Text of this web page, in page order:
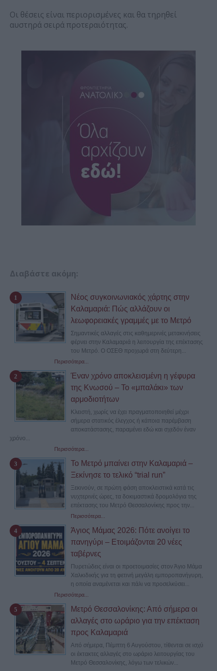
Οι θέσεις είναι περιορισμένες και θα τηρηθεί
αυστηρά σειρά προτεραιότητας.
Διαβάστε ακόμη:
Νέος συγκοινωνιακός χάρτης στην
Καλαμαριά: Πώς αλλάζουν οι
λεωφορειακές γραμμές με το Μετρό
Σημαντικές αλλαγές στις καθημερινές μετακινήσεις
φέρνει στην Καλαμαριά η λειτουργία της επέκτασης
του Μετρό. Ο ΟΣΕΘ προχωρά στη δεύτερη...
Περισσότερα...
Έναν χρόνο αποκλεισμένη η γέφυρα
της Κνωσού – Το «μπαλάκι» των
αρμοδιοτήτων
Κλειστή, χωρίς να έχει πραγματοποιηθεί μέχρι
σήμερα στατικός έλεγχος ή κάποια παρέμβαση
αποκατάστασης, παραμένει εδώ και σχεδόν έναν
χρόνο...
Περισσότερα...
Το Μετρό μπαίνει στην Καλαμαριά –
Ξεκίνησε το τελικό “trial run”
Ξεκινούν, σε πρώτη φάση αποκλειστικά κατά τις
νυχτερινές ώρες, τα δοκιμαστικά δρομολόγια της
επέκτασης του Μετρό Θεσσαλονίκης προς την...
Περισσότερα...
Άγιος Μάμας 2026: Πότε ανοίγει το
πανηγύρι – Ετοιμάζονται 20 νέες
ταβέρνες
Πυρετώδεις είναι οι προετοιμασίες στον Άγιο Μάμα
Χαλκιδικής για τη φετινή μεγάλη εμποροπανήγυρη,
η οποία αναμένεται και πάλι να προσελκύσει...
Περισσότερα...
Μετρό Θεσσαλονίκης: Από σήμερα οι
αλλαγές στο ωράριο για την επέκταση
προς Καλαμαριά
Από σήμερα, Πέμπτη 6 Αυγούστου, τίθενται σε ισχύ
οι έκτακτες αλλαγές στο ωράριο λειτουργίας του
Μετρό Θεσσαλονίκης, λόγω των τελικών...